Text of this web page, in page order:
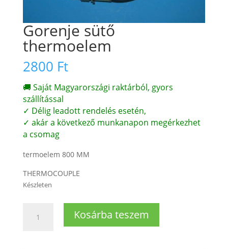
Gorenje sütő
thermoelem
2800 Ft
🚚 Saját Magyarországi raktárból, gyors
szállítással
✓ Délig leadott rendelés esetén,
✓ akár a következő munkanapon megérkezhet
a csomag
termoelem 800 MM
THERMOCOUPLE
Készleten
Kosárba teszem